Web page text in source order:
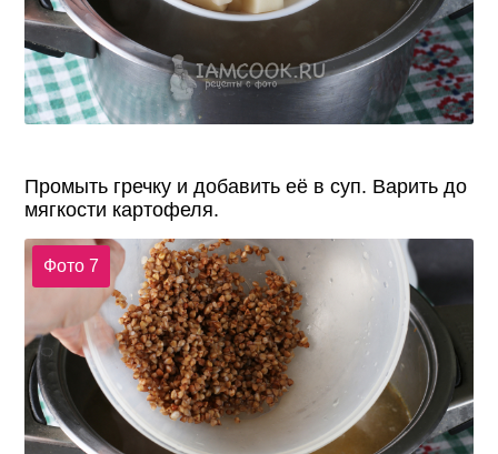
Промыть гречку и добавить её в суп. Варить до
мягкости картофеля.
Фото 7